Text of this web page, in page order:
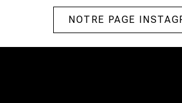
NOTRE PAGE